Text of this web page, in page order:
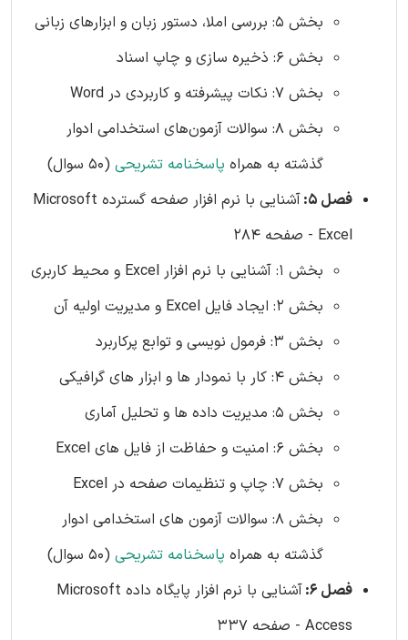
بخش 5: بررسی املا، دستور زبان و ابزارهای زبانی
بخش 6: ذخیره سازی و چاپ اسناد
بخش 7: نکات پیشرفته و کاربردی در Word
بخش 8: سوالات آزمون‌های استخدامی ادوار
گذشته به همراه پاسخنامه تشریحی (50 سوال)
فصل 5:
آشنایی با نرم افزار صفحه گسترده Microsoft
Excel - صفحه 284
بخش 1: آشنایی با نرم افزار Excel و محیط کاربری
بخش 2: ایجاد فایل Excel و مدیریت اولیه آن
بخش 3: فرمول نویسی و توابع پرکاربرد
بخش 4: کار با نمودار ها و ابزار های گرافیکی
بخش 5: مدیریت داده ها و تحلیل آماری
بخش 6: امنیت و حفاظت از فایل های Excel
بخش 7: چاپ و تنظیمات صفحه در Excel
بخش 8: سوالات آزمون های استخدامی ادوار
گذشته به همراه پاسخنامه تشریحی (50 سوال)
فصل 6:
آشنایی با نرم افزار پایگاه داده Microsoft
Access - صفحه 337